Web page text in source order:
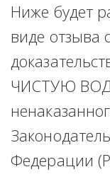
Ниже будет
виде отзыва
ЧИСТУЮ
Федерации